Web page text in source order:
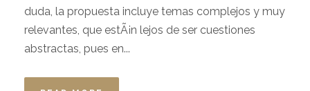
duda, la propuesta incluye temas complejos y muy
relevantes, que estÃ¡n lejos de ser cuestiones
abstractas, pues en...